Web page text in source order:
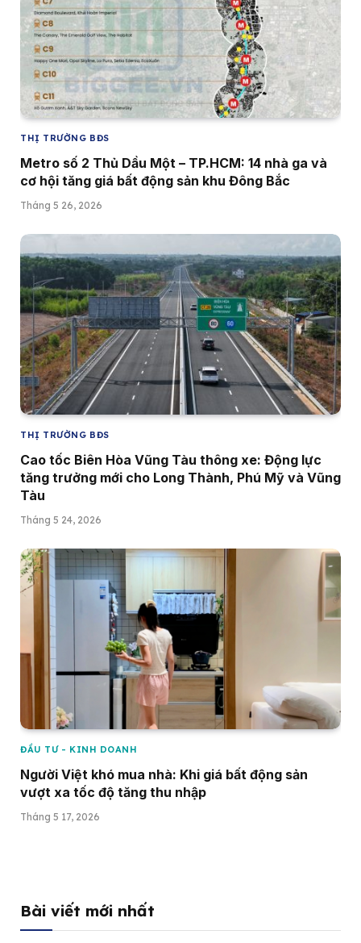
THỊ TRƯỜNG BĐS
Metro số 2 Thủ Dầu Một – TP.HCM: 14 nhà ga và
cơ hội tăng giá bất động sản khu Đông Bắc
Tháng 5 26, 2026
THỊ TRƯỜNG BĐS
Cao tốc Biên Hòa Vũng Tàu thông xe: Động lực
tăng trưởng mới cho Long Thành, Phú Mỹ và Vũng
Tàu
Tháng 5 24, 2026
ĐẦU TƯ - KINH DOANH
Người Việt khó mua nhà: Khi giá bất động sản
vượt xa tốc độ tăng thu nhập
Tháng 5 17, 2026
Bài viết mới nhất